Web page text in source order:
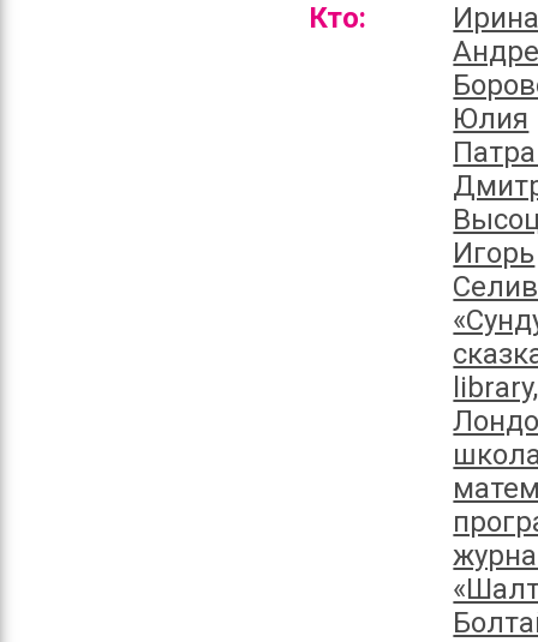
Кто:
Юлия
Игорь
library,